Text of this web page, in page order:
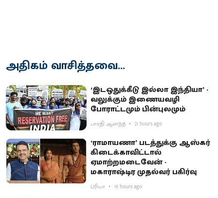
அதிகம் வாசித்தவை...
‘இடஒதுக்கீடு இல்லா இந்தியா’ -
வலுக்கும் இணையவழி
போராட்டமும் பின்புலமும்
பாரதி ஆனந்த் 21 hours ago
‘ராமாயணா’ படத்துக்கு ஆஸ்கர்
கிடைக்காவிட்டால்
ஏமாற்றமடைவேன் -
மகாராஷ்டிர முதல்வர் பகிர்வு
ப்ரியா 19 hours ago